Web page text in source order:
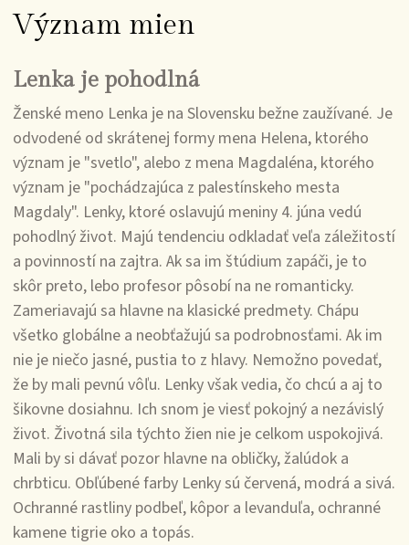
Význam mien
Lenka je pohodlná
Ženské meno Lenka je na Slovensku bežne zaužívané. Je
odvodené od skrátenej formy mena Helena, ktorého
význam je "svetlo", alebo z mena Magdaléna, ktorého
význam je "pochádzajúca z palestínskeho mesta
Magdaly". Lenky, ktoré oslavujú meniny 4. júna vedú
pohodlný život. Majú tendenciu odkladať veľa záležitostí
a povinností na zajtra. Ak sa im štúdium zapáči, je to
skôr preto, lebo profesor pôsobí na ne romanticky.
Zameriavajú sa hlavne na klasické predmety. Chápu
všetko globálne a neobťažujú sa podrobnosťami. Ak im
nie je niečo jasné, pustia to z hlavy. Nemožno povedať,
že by mali pevnú vôľu. Lenky však vedia, čo chcú a aj to
šikovne dosiahnu. Ich snom je viesť pokojný a nezávislý
život. Životná sila týchto žien nie je celkom uspokojivá.
Mali by si dávať pozor hlavne na obličky, žalúdok a
chrbticu. Obľúbené farby Lenky sú červená, modrá a sivá.
Ochranné rastliny podbeľ, kôpor a levanduľa, ochranné
kamene tigrie oko a topás.